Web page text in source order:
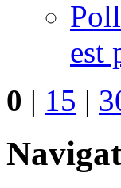
est
0 | 15 |